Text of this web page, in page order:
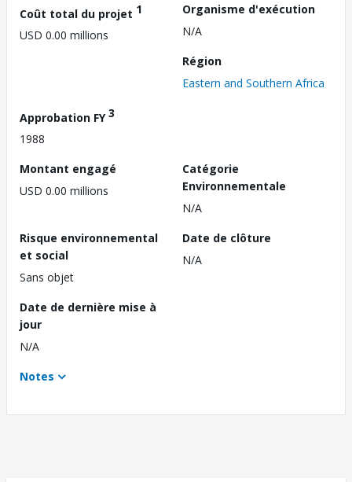
Coût total du projet 1
USD 0.00 millions
Organisme d'exécution
N/A
Région
Eastern and Southern Africa
Approbation FY3
1988
Montant engagé
USD 0.00 millions
Catégorie
Environnementale
N/A
Risque environnemental
et social
Sans objet
Date de clôture
N/A
Date de dernière mise à
jour
N/A
Notes